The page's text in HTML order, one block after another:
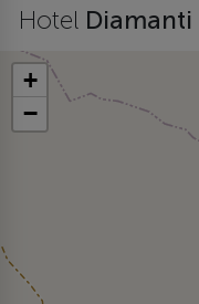
Hotel Diamanti
+
−